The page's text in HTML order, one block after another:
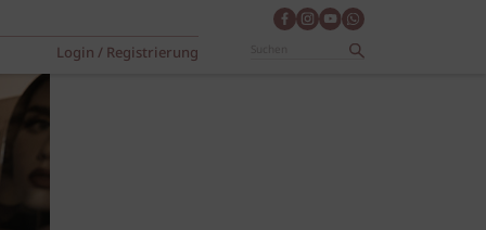
Login / Registrierung